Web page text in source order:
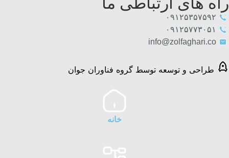
۰۹۱۲۵۳۵۷۵۹۲
۰۹۱۲۵۷۷۳۰۵۱
info@zolfaghari.co
طراحی و توسعه توسط گروه فناوران جوان
خانه